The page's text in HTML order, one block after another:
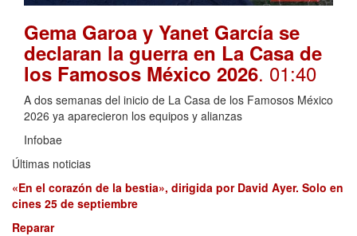
Gema Garoa y Yanet García se
declaran la guerra en La Casa de
los Famosos México 2026. 01:40
A dos semanas del inicio de La Casa de los Famosos México
2026 ya aparecieron los equipos y alianzas
Infobae
Últimas noticias
«En el corazón de la bestia», dirigida por David Ayer. Solo en
cines 25 de septiembre
Reparar